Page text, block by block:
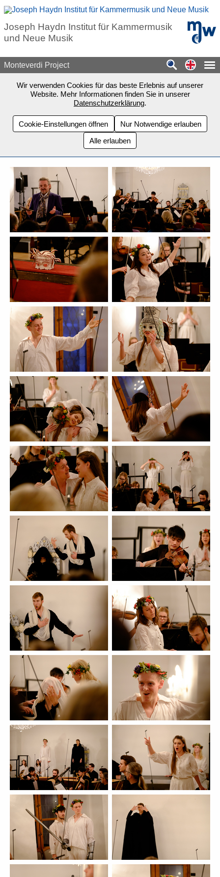
Joseph Haydn Institut für Kammermusik
und Neue Musik
mdw -
Monteverdi Project
Wir verwenden Cookies für das beste Erlebnis auf unserer
Website. Mehr Informationen finden Sie in unserer
Datenschutzerklärung.
Cookie-Einstellungen öffnen
Nur Notwendige erlauben
Alle erlauben